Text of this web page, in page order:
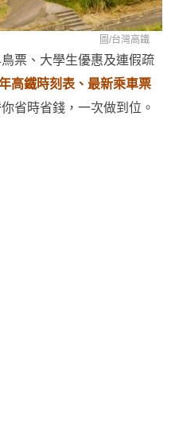
圖/台灣高鐵
票、大學生優惠及連假疏
高鐵時刻表、最新乘車票
你省時省錢，一次做到位。